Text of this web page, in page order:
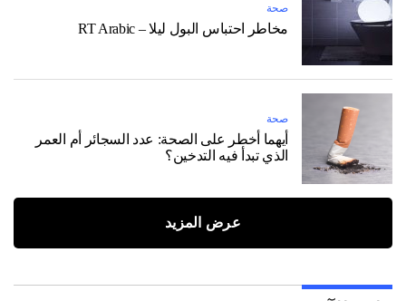
صحة
مخاطر احتباس البول ليلا – RT Arabic
صحة
أيهما أخطر على الصحة: عدد السجائر أم العمر
الذي تبدأ فيه التدخين؟
عرض المزيد